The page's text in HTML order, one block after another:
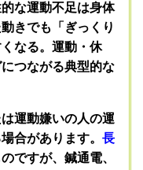
な運動不足は身体
きでも「ぎっくり
なる。運動・休
つながる典型的な
運動嫌いの人の運
合があります。 長
ですが、鍼通電、